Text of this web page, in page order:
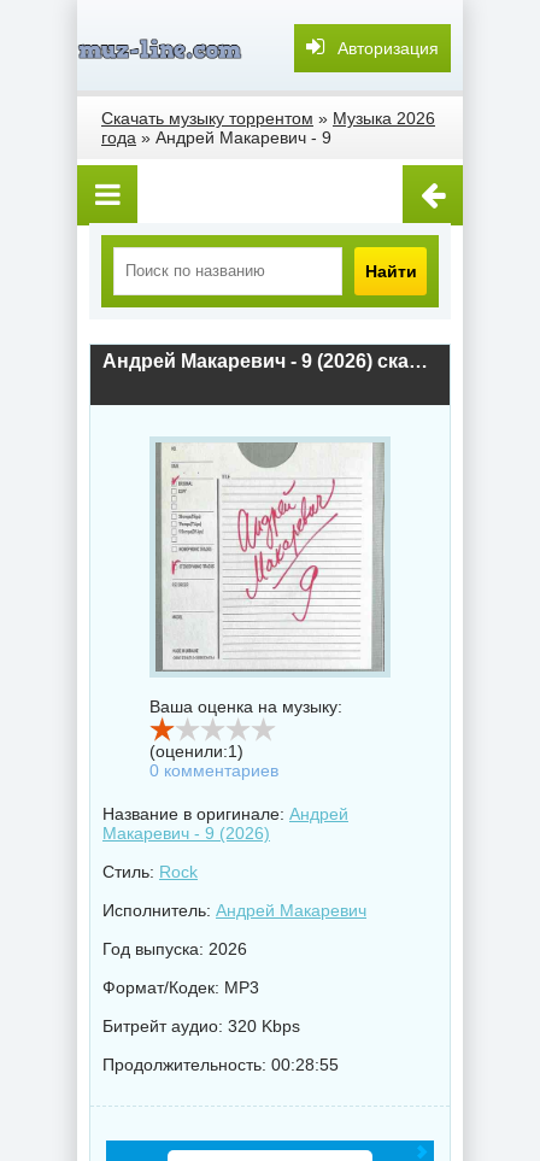
Авторизация
Скачать музыку торрентом » Музыка 2026
года » Андрей Макаревич - 9
Найти
Андрей Макаревич - 9 (2026) скачать торрент
Ваша оценка на музыку:
(оценили:1)
0 комментариев
Название в оригинале: Андрей
Макаревич - 9 (2026)
Стиль: Rock
Исполнитель: Андрей Макаревич
Год выпуска: 2026
Формат/Кодек: MP3
Битрейт аудио: 320 Kbps
Продолжительность: 00:28:55